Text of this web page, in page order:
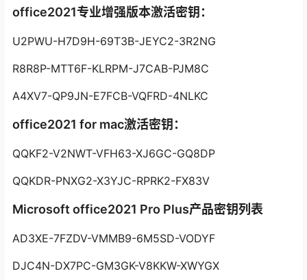
office2021专业增强版本激活密钥：
U2PWU-H7D9H-69T3B-JEYC2-3R2NG
R8R8P-MTT6F-KLRPM-J7CAB-PJM8C
A4XV7-QP9JN-E7FCB-VQFRD-4NLKC
office2021 for mac激活密钥：
QQKF2-V2NWT-VFH63-XJ6GC-GQ8DP
QQKDR-PNXG2-X3YJC-RPRK2-FX83V
Microsoft office2021 Pro Plus产品密钥列表
AD3XE-7FZDV-VMMB9-6M5SD-VODYF
DJC4N-DX7PC-GM3GK-V8KKW-XWYGX